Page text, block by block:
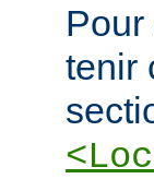
tenir